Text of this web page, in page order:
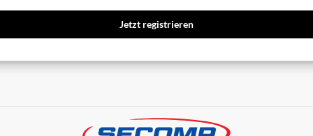
Jetzt registrieren